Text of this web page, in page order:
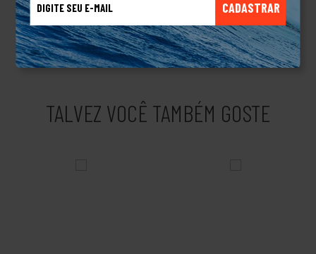
CADASTRAR
tênis que você calça e já sente — estilo + conforto +
presença.Não é apenas um sneaker, é uma declaração de
personalidade.
TALVEZ VOCÊ TAMBÉM GOSTE